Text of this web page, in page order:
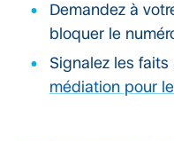
Demandez à
bloquer le
Signalez les
médiation pour